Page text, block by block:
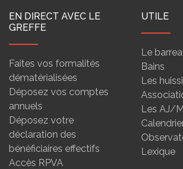
EN DIRECT AVEC LE
GREFFE
Faites vos formalités
dématérialisées
Déposez vos comptes
annuels
Déposez votre
déclaration des
bénéficiaires effectifs
Accès RPVA
UTILE
Le
Bains
Les
Les AJ/
Lexique